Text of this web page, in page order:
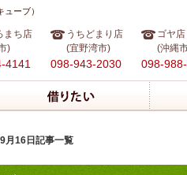
ーブ）
まち店
)
4141
うちどまり店
(宜野湾市)
098-943-2030
ゴヤ店
(沖縄
098-
月16日記事一覧